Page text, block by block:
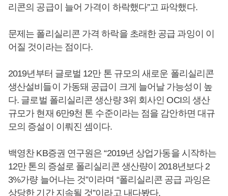
리콘의 공급이 늘어 가격이 하락했다”고 파악했다.
문제는 폴리실리콘 가격 하락을 초래한 공급 과잉이 이
어질 것이라는 점이다.
2019년부터 글로벌 12만 톤 규모의 새로운 폴리실리콘
생산설비들이 가동돼 공급이 크게 늘어날 가능성이 높
다. 글로벌 폴리실리콘 생산량 3위 회사인 OCI의 생산
규모가 현재 6만9천 톤 수준이라는 점을 감안하면 대규
모의 증설이 이뤄진 셈이다.
백영찬 KB증권 연구원은 “2019년 상업가동을 시작하는
12만 톤의 증설로 폴리실리콘 생산량이 2018년보다 2
3%가량 늘어나는 것”이라며 “폴리실리콘 공급 과잉은
상당한 기간 지속될 것”이라고 내다봤다.